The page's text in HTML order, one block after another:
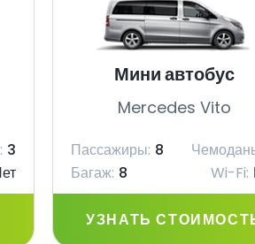
3
Мини автобус
Mercedes Vito
Пассажиры: 8
Багаж: 8 Wi-Fi:
УЗНАТЬ